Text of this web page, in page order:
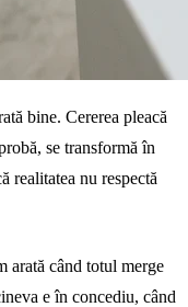
bine. Cererea pleacă
se transformă în
realitatea nu respectă
arată când totul merge
e în concediu, când